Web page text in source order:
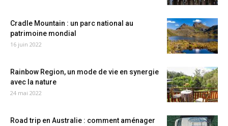
Cradle Mountain : un parc national au
patrimoine mondial
16 juin 2022
Rainbow Region, un mode de vie en synergie
avec la nature
24 mai 2022
Road trip en Australie : comment aménager